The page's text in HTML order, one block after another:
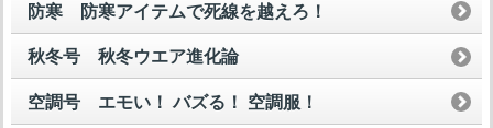
防寒 防寒アイテムで死線を越えろ！
秋冬号 秋冬ウエア進化論
空調号 エモい！ バズる！ 空調服！